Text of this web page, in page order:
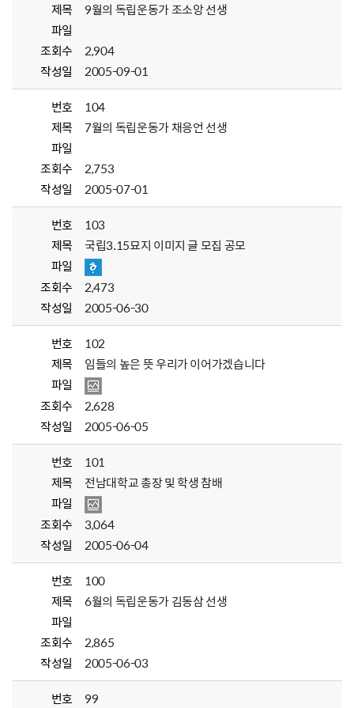
제목
9월의 독립운동가 조소앙 선생
파일
조회수
2,904
작성일
2005-09-01
번호
104
제목
7월의 독립운동가 채응언 선생
파일
조회수
2,753
작성일
2005-07-01
번호
103
제목
국립3.15묘지 이미지 글 모집 공모
파일
조회수
2,473
작성일
2005-06-30
번호
102
제목
임들의 높은 뜻 우리가 이어가겠습니다
파일
조회수
2,628
작성일
2005-06-05
번호
101
제목
전남대학교 총장 및 학생 참배
파일
조회수
3,064
작성일
2005-06-04
번호
100
제목
6월의 독립운동가 김동삼 선생
파일
조회수
2,865
작성일
2005-06-03
번호
99